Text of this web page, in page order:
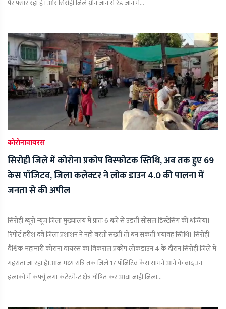
पैर पसार रहा है। और सिरोही जिले ग्रीन जॉन से रेड जॉन में...
कोरोनावायरस
सिरोही जिले में कोरोना प्रकोप विस्फोटक स्तिथि, अब तक हुए 69
केस पॉजिटव, जिला कलेक्टर ने लोक डाउन 4.0 की पालना में
जनता से की अपील
सिरोही ब्यूरो न्यूज़ जिला मुख्यालय में प्रातः 6 बजे से उडती सोसल डिस्टेंसिंग की धज्जिया।
रिपोर्ट हरीश दवे जिला प्रशाशन ने नही बरती सख्ती तो बन सकती भयावह स्तिथि। सिरोही
वैश्विक महामारी कोराना वायरस का विकराल प्रकोप लोकडाउन 4 के दौरान सिरोही जिले में
गहराता जा रहा है।आज मध्य रात्रि तक जिले 17 पॉजिटिव केस सामने आने के बाद उन
इलाकों में कर्फ्यू लगा कंटेंटमेन्ट क्षेत्र घोषित कर आवा जाही जिला...